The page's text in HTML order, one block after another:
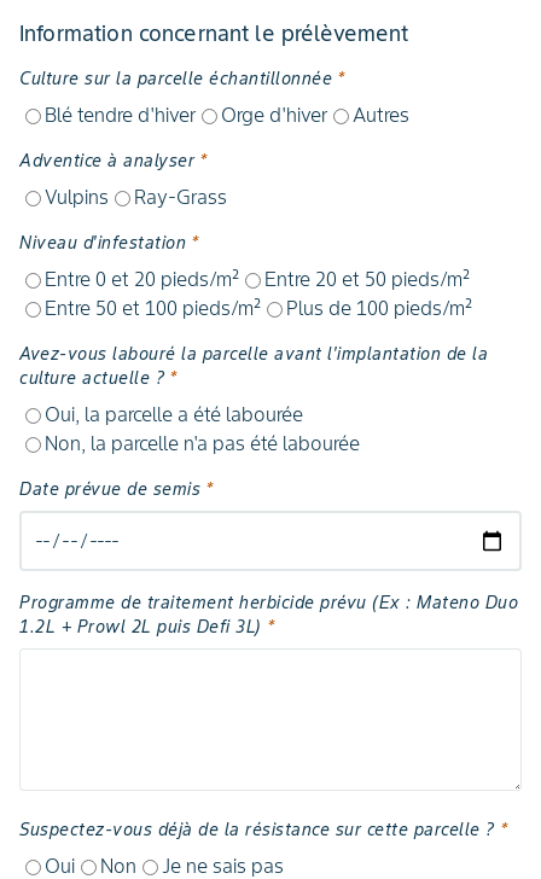
Information concernant le prélèvement
Culture sur la parcelle échantillonnée *
Blé tendre d'hiver Orge d'hiver Autres
Adventice à analyser *
Vulpins Ray-Grass
Niveau d'infestation *
Entre 0 et 20 pieds/m²
Entre 20 et 50 pieds/m²
Entre 50 et 100 pieds/m²
Plus de 100 pieds/m²
Avez-vous labouré la parcelle avant l'implantation de la
culture actuelle ? *
Oui, la parcelle a été labourée
Non, la parcelle n'a pas été labourée
Date prévue de semis *
Programme de traitement herbicide prévu (Ex : Mateno Duo
1.2L + Prowl 2L puis Defi 3L) *
Suspectez-vous déjà de la résistance sur cette parcelle ? *
Oui Non Je ne sais pas